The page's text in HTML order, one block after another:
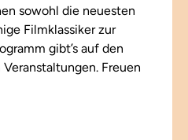
sowohl die neuesten
Filmklassiker zur
gibt’s auf den
Freuen